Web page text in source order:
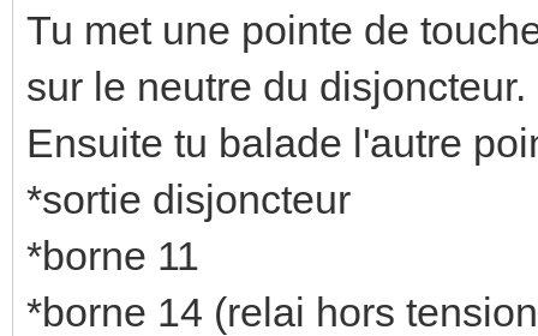
Tu met une pointe de
sur le neutre du disjoncteur.
Ensuite tu balade l'autre
*sortie disjoncteur
*borne 11
*borne 14 (relai hors